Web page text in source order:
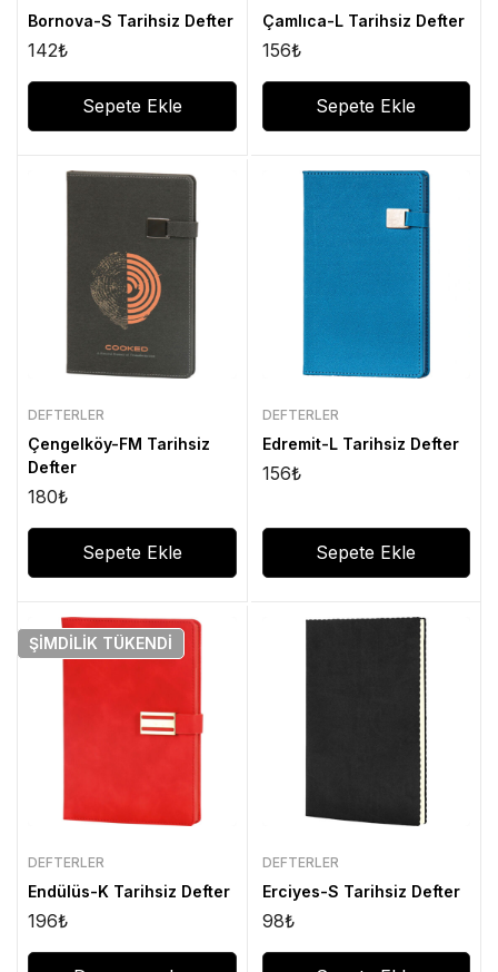
Bornova-S Tarihsiz Defter
142₺
Sepete Ekle
Çamlıca-L Tarihsiz Defter
156₺
Sepete Ekle
DEFTERLER
Çengelköy-FM Tarihsiz
Defter
180₺
Sepete Ekle
DEFTERLER
Edremit-L Tarihsiz Defter
156₺
Sepete Ekle
ŞIMDILIK TÜKENDI
DEFTERLER
Endülüs-K Tarihsiz Defter
196₺
DEFTERLER
Erciyes-S Tarihsiz Defter
98₺